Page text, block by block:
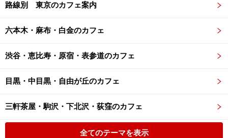
路線別 東京のカフェ案内
六本木・麻布・白金のカフェ
渋谷・恵比寿・原宿・表参道のカフェ
目黒・中目黒・自由が丘のカフェ
三軒茶屋・駒沢・下北沢・荻窪のカフェ
全てのテーマを表示